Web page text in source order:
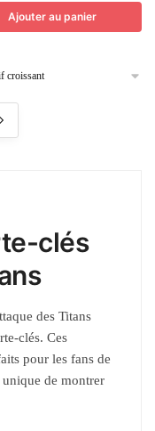
Ajouter au panier
clés
des Titans
clés. Ces
pour les fans de
de montrer